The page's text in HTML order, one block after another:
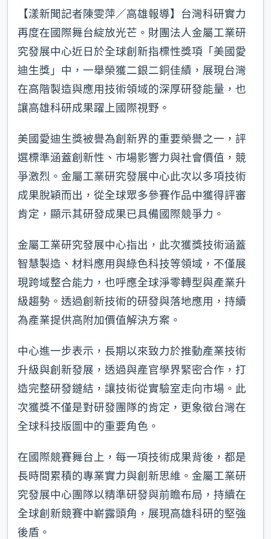
【漾新聞記者陳雯萍／高雄報導】台灣科研實力
再度在國際舞台綻放光芒。財團法人金屬工業研
究發展中心近日於全球創新指標性獎項「美國愛
迪生獎」中，一舉榮獲二銀二銅佳績，展現台灣
在高階製造與應用技術領域的深厚研發能量，也
讓高雄科研成果躍上國際視野。
美國愛迪生獎被譽為創新界的重要榮譽之一，評
選標準涵蓋創新性、市場影響力與社會價值，競
爭激烈。金屬工業研究發展中心此次以多項技術
成果脫穎而出，從全球眾多參賽作品中獲得評審
肯定，顯示其研發成果已具備國際競爭力。
金屬工業研究發展中心指出，此次獲獎技術涵蓋
智慧製造、材料應用與綠色科技等領域，不僅展
現跨域整合能力，也呼應全球淨零轉型與產業升
級趨勢。透過創新技術的研發與落地應用，持續
為產業提供高附加價值解決方案。
中心進一步表示，長期以來致力於推動產業技術
升級與創新發展，透過與產官學界緊密合作，打
造完整研發鏈結，讓技術從實驗室走向市場。此
次獲獎不僅是對研發團隊的肯定，更象徵台灣在
全球科技版圖中的重要角色。
在國際競賽舞台上，每一項技術成果背後，都是
長時間累積的專業實力與創新思維。金屬工業研
究發展中心團隊以精準研發與前瞻布局，持續在
全球創新競賽中嶄露頭角，展現高雄科研的堅強
後盾。